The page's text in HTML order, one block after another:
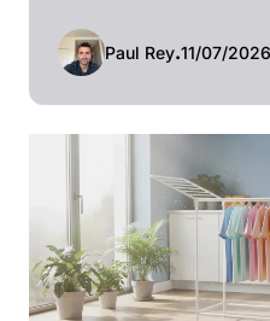
Paul Rey.11/07/2026